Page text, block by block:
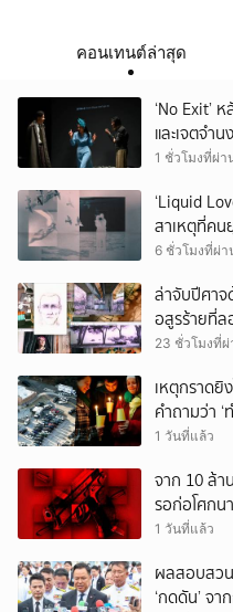
คอนเทนต์ล่าสุด
‘No Exit’
และเจตจำนง
1 ชั่วโมงที่ผ่า
‘Liquid
สาเหตุที่คน
6 ชั่วโมงที่ผ่า
ล่าจับปีศา
อสูรร้ายที่
23 ชั่วโมงที่
เหตุกราดยิ
คำถามว่า ‘
ทวงความรั
1 วันที่แล้ว
จาก 10 ล้า
รอก่อโศกน
เรียนของรัฐ
1 วันที่แล้ว
ผลสอบสวน
‘กดดัน’ จ